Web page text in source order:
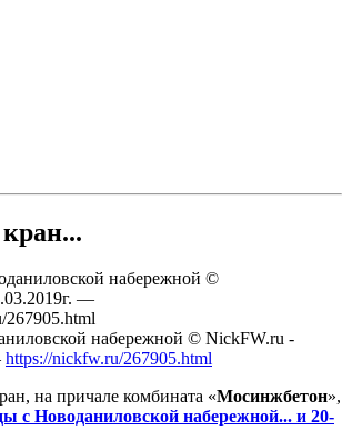
набережной © NickFW.ru -
https://nickfw.ru/267905.html
на причале комбината «Мосинжбетон»,
с Новоданиловской набережной... и 20-